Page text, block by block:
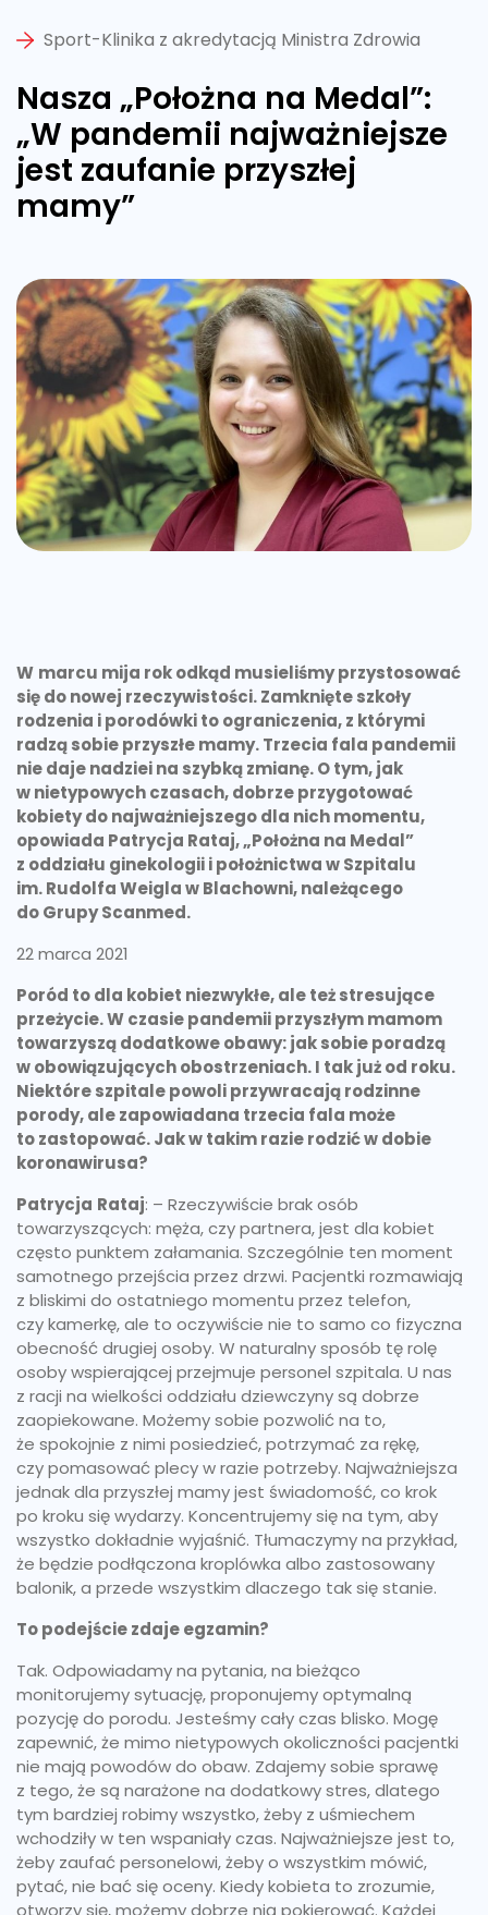
Sport-Klinika z akredytacją Ministra Zdrowia
Nasza „Położna na Medal”:
„W pandemii najważniejsze
jest zaufanie przyszłej
mamy”
W marcu mija rok odkąd musieliśmy przystosować
się do nowej rzeczywistości. Zamknięte szkoły
rodzenia i porodówki to ograniczenia, z którymi
radzą sobie przyszłe mamy. Trzecia fala pandemii
nie daje nadziei na szybką zmianę. O tym, jak
w nietypowych czasach, dobrze przygotować
kobiety do najważniejszego dla nich momentu,
opowiada Patrycja Rataj, „Położna na Medal”
z oddziału ginekologii i położnictwa w Szpitalu
im. Rudolfa Weigla w Blachowni, należącego
do Grupy Scanmed.
22 marca 2021
Poród to dla kobiet niezwykłe, ale też stresujące
przeżycie. W czasie pandemii przyszłym mamom
towarzyszą dodatkowe obawy: jak sobie poradzą
w obowiązujących obostrzeniach. I tak już od roku.
Niektóre szpitale powoli przywracają rodzinne
porody, ale zapowiadana trzecia fala może
to zastopować. Jak w takim razie rodzić w dobie
koronawirusa?
Patrycja Rataj: – Rzeczywiście brak osób
towarzyszących: męża, czy partnera, jest dla kobiet
często punktem załamania. Szczególnie ten moment
samotnego przejścia przez drzwi. Pacjentki rozmawiają
z bliskimi do ostatniego momentu przez telefon,
czy kamerkę, ale to oczywiście nie to samo co fizyczna
obecność drugiej osoby. W naturalny sposób tę rolę
osoby wspierającej przejmuje personel szpitala. U nas
z racji na wielkości oddziału dziewczyny są dobrze
zaopiekowane. Możemy sobie pozwolić na to,
że spokojnie z nimi posiedzieć, potrzymać za rękę,
czy pomasować plecy w razie potrzeby. Najważniejsza
jednak dla przyszłej mamy jest świadomość, co krok
po kroku się wydarzy. Koncentrujemy się na tym, aby
wszystko dokładnie wyjaśnić. Tłumaczymy na przykład,
że będzie podłączona kroplówka albo zastosowany
balonik, a przede wszystkim dlaczego tak się stanie.
To podejście zdaje egzamin?
Tak. Odpowiadamy na pytania, na bieżąco
monitorujemy sytuację, proponujemy optymalną
pozycję do porodu. Jesteśmy cały czas blisko. Mogę
zapewnić, że mimo nietypowych okoliczności pacjentki
nie mają powodów do obaw. Zdajemy sobie sprawę
z tego, że są narażone na dodatkowy stres, dlatego
tym bardziej robimy wszystko, żeby z uśmiechem
wchodziły w ten wspaniały czas. Najważniejsze jest to,
żeby zaufać personelowi, żeby o wszystkim mówić,
pytać, nie bać się oceny. Kiedy kobieta to zrozumie,
otworzy się, możemy dobrze nią pokierować. Każdej